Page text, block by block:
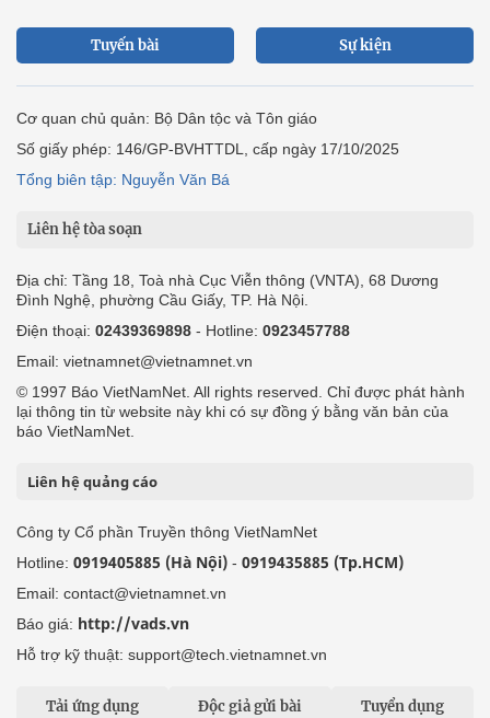
Tuyến bài Sự kiện
Cơ quan chủ quản: Bộ Dân tộc và Tôn giáo
Số giấy phép: 146/GP-BVHTTDL, cấp ngày 17/10/2025
Tổng biên tập: Nguyễn Văn Bá
Liên hệ tòa soạn
Địa chỉ: Tầng 18, Toà nhà Cục Viễn thông (VNTA), 68 Dương
Đình Nghệ, phường Cầu Giấy, TP. Hà Nội.
Điện thoại: 02439369898 - Hotline: 0923457788
Email: vietnamnet@vietnamnet.vn
© 1997 Báo VietNamNet. All rights reserved. Chỉ được phát hành
lại thông tin từ website này khi có sự đồng ý bằng văn bản của
báo VietNamNet.
Liên hệ quảng cáo
Công ty Cổ phần Truyền thông VietNamNet
Hotline: 0919405885 (Hà Nội) - 0919435885 (Tp.HCM)
Email: contact@vietnamnet.vn
Báo giá: http://vads.vn
Hỗ trợ kỹ thuật: support@tech.vietnamnet.vn
Tải ứng dụng Độc giả gửi bài Tuyển dụng